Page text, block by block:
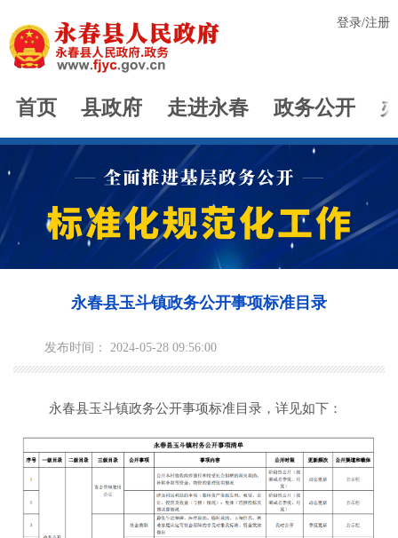
登录/注册
首页 县政府 走进永春 政务公开
永春县玉斗镇政务公开事项标准目录
发布时间： 2024-05-28 09:56:00
永春县玉斗镇政务公开事项标准目录，详见如下：